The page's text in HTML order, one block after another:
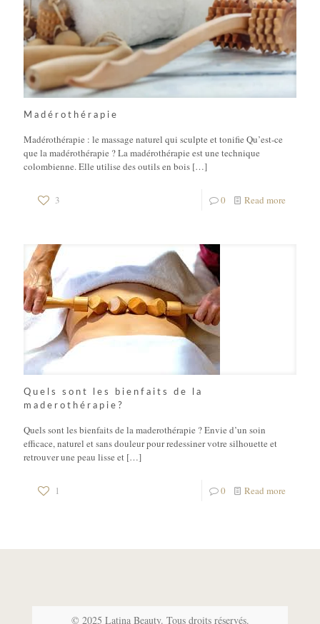
Madérothérapie
Madérothérapie : le massage naturel qui sculpte et tonifie Qu’est-ce
que la madérothérapie ? La madérothérapie est une technique
colombienne. Elle utilise des outils en bois […]
3 0 Read more
Quels sont les bienfaits de la
maderothérapie?
Quels sont les bienfaits de la maderothérapie ? Envie d’un soin
efficace, naturel et sans douleur pour redessiner votre silhouette et
retrouver une peau lisse et […]
1 0 Read more
© 2025 Latina Beauty. Tous droits réservés.